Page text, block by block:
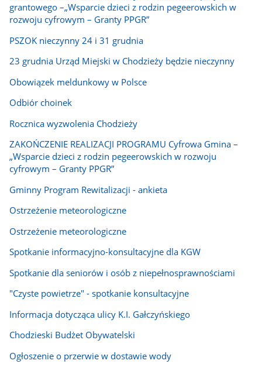
grantowego –„Wsparcie dzieci z rodzin pegeerowskich w
rozwoju cyfrowym – Granty PPGR”
PSZOK nieczynny 24 i 31 grudnia
23 grudnia Urząd Miejski w Chodzieży będzie nieczynny
Obowiązek meldunkowy w Polsce
Odbiór choinek
Rocznica wyzwolenia Chodzieży
ZAKOŃCZENIE REALIZACJI PROGRAMU Cyfrowa Gmina –
„Wsparcie dzieci z rodzin pegeerowskich w rozwoju
cyfrowym – Granty PPGR”
Gminny Program Rewitalizacji - ankieta
Ostrzeżenie meteorologiczne
Ostrzeżenie meteorologiczne
Spotkanie informacyjno-konsultacyjne dla KGW
Spotkanie dla seniorów i osób z niepełnosprawnościami
"Czyste powietrze" - spotkanie konsultacyjne
Informacja dotycząca ulicy K.I. Gałczyńskiego
Chodzieski Budżet Obywatelski
Ogłoszenie o przerwie w dostawie wody